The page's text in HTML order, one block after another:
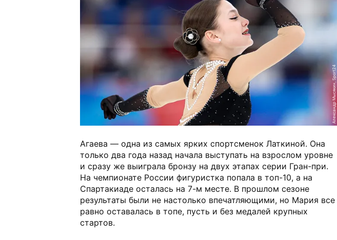
Александр Мысякин, Sport24
Агаева — одна из самых ярких спортсменок Латкиной. Она
только два года назад начала выступать на взрослом уровне
и сразу же выиграла бронзу на двух этапах серии Гран-при.
На чемпионате России фигуристка попала в топ-10, а на
Спартакиаде осталась на 7-м месте. В прошлом сезоне
результаты были не настолько впечатляющими, но Мария все
равно оставалась в топе, пусть и без медалей крупных
стартов.